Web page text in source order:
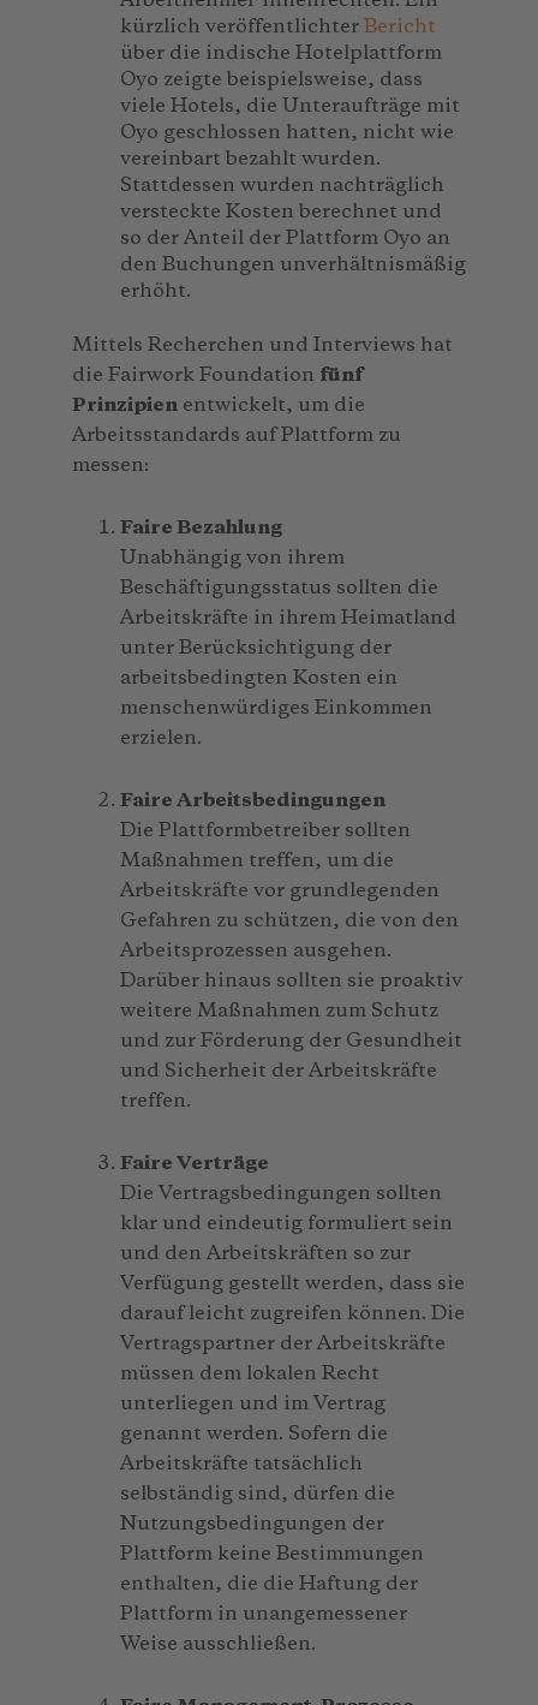
kürzlich veröffentlichter Bericht
über die indische Hotelplattform
Oyo zeigte beispielsweise, dass
viele Hotels, die Unteraufträge mit
Oyo geschlossen hatten, nicht wie
vereinbart bezahlt wurden.
Stattdessen wurden nachträglich
versteckte Kosten berechnet und
so der Anteil der Plattform Oyo an
den Buchungen unverhältnismäßig
erhöht.
Mittels Recherchen und Interviews hat
die Fairwork Foundation fünf
Prinzipien entwickelt, um die
Arbeitsstandards auf Plattform zu
messen:
Faire Bezahlung
Unabhängig von ihrem
Beschäftigungsstatus sollten die
Arbeitskräfte in ihrem Heimatland
unter Berücksichtigung der
arbeitsbedingten Kosten ein
menschenwürdiges Einkommen
erzielen.
Faire Arbeitsbedingungen
Die Plattformbetreiber sollten
Maßnahmen treffen, um die
Arbeitskräfte vor grundlegenden
Gefahren zu schützen, die von den
Arbeitsprozessen ausgehen.
Darüber hinaus sollten sie proaktiv
weitere Maßnahmen zum Schutz
und zur Förderung der Gesundheit
und Sicherheit der Arbeitskräfte
treffen.
Faire Verträge
Die Vertragsbedingungen sollten
klar und eindeutig formuliert sein
und den Arbeitskräften so zur
Verfügung gestellt werden, dass sie
darauf leicht zugreifen können. Die
Vertragspartner der Arbeitskräfte
müssen dem lokalen Recht
unterliegen und im Vertrag
genannt werden. Sofern die
Arbeitskräfte tatsächlich
selbständig sind, dürfen die
Nutzungsbedingungen der
Plattform keine Bestimmungen
enthalten, die die Haftung der
Plattform in unangemessener
Weise ausschließen.